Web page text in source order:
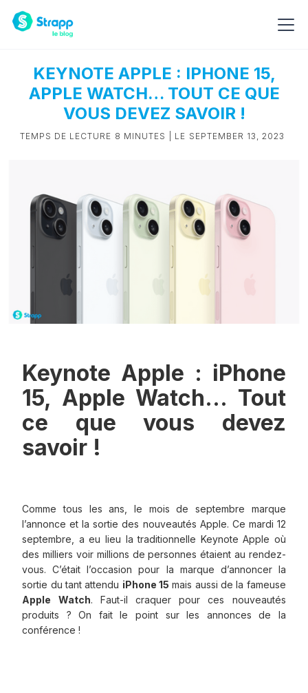
KEYNOTE APPLE : IPHONE 15,
APPLE WATCH… TOUT CE QUE
VOUS DEVEZ SAVOIR !
TEMPS DE LECTURE 8 MINUTES | LE SEPTEMBER 13, 2023
Keynote Apple : iPhone
15, Apple Watch… Tout
ce que vous devez
savoir !
Comme tous les ans, le mois de septembre marque
l’annonce et la sortie des nouveautés Apple. Ce mardi 12
septembre, a eu lieu la traditionnelle Keynote Apple où
des milliers voir millions de personnes étaient au rendez-
vous. C’était l’occasion pour la marque d’annoncer la
sortie du tant attendu iPhone 15 mais aussi de la fameuse
Apple Watch. Faut-il craquer pour ces nouveautés
produits ? On fait le point sur les annonces de la
conférence !